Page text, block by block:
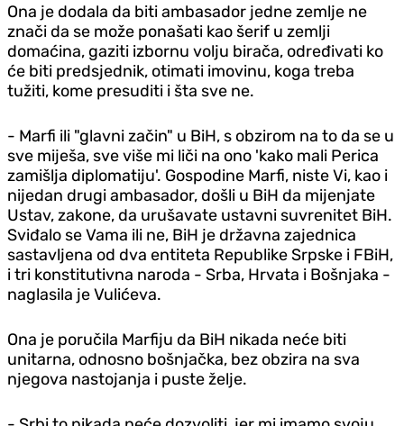
Ona je dodala da biti ambasador jedne zemlje ne
znači da se može ponašati kao šerif u zemlji
domaćina, gaziti izbornu volju birača, određivati ko
će biti predsjednik, otimati imovinu, koga treba
tužiti, kome presuditi i šta sve ne.
- Marfi ili "glavni začin" u BiH, s obzirom na to da se u
sve miješa, sve više mi liči na ono 'kako mali Perica
zamišlja diplomatiju'. Gospodine Marfi, niste Vi, kao i
nijedan drugi ambasador, došli u BiH da mijenjate
Ustav, zakone, da urušavate ustavni suvrenitet BiH.
Sviđalo se Vama ili ne, BiH je državna zajednica
sastavljena od dva entiteta Republike Srpske i FBiH,
i tri konstitutivna naroda - Srba, Hrvata i Bošnjaka -
naglasila je Vulićeva.
Ona je poručila Marfiju da BiH nikada neće biti
unitarna, odnosno bošnjačka, bez obzira na sva
njegova nastojanja i puste želje.